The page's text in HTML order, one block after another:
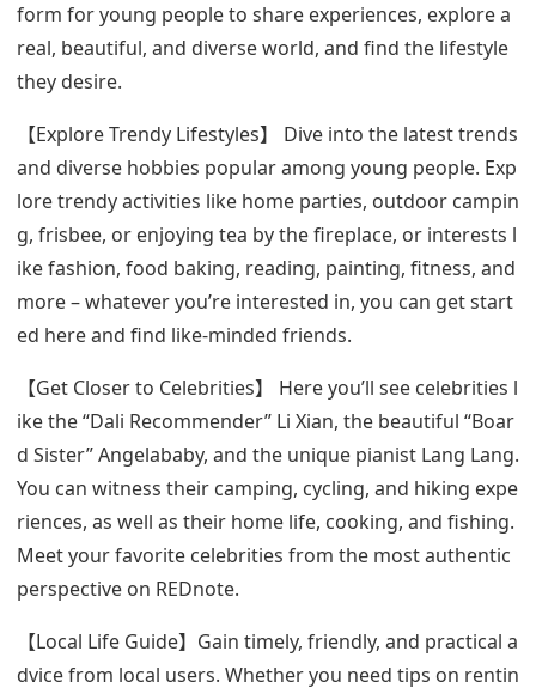
form for young people to share experiences, explore a
real, beautiful, and diverse world, and find the lifestyle
they desire.
【Explore Trendy Lifestyles】 Dive into the latest trends
and diverse hobbies popular among young people. Exp
lore trendy activities like home parties, outdoor campin
g, frisbee, or enjoying tea by the fireplace, or interests l
ike fashion, food baking, reading, painting, fitness, and
more – whatever you’re interested in, you can get start
ed here and find like-minded friends.
【Get Closer to Celebrities】 Here you’ll see celebrities l
ike the “Dali Recommender” Li Xian, the beautiful “Boar
d Sister” Angelababy, and the unique pianist Lang Lang.
You can witness their camping, cycling, and hiking expe
riences, as well as their home life, cooking, and fishing.
Meet your favorite celebrities from the most authentic
perspective on REDnote.
【Local Life Guide】Gain timely, friendly, and practical a
dvice from local users. Whether you need tips on rentin